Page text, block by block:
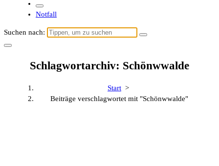
Notfall
Suchen nach:
Schlagwortarchiv: Schönwwalde
Start >
Beiträge verschlagwortet mit "Schönwwalde"